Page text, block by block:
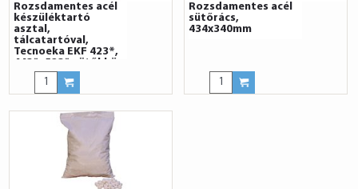
Rozsdamentes acél
készüléktartó
asztal,
tálcatartóval,
Tecnoeka EKF 423*,
443*, 523* sütőkhöz
Rozsdamentes acél
sütőrács,
434x340mm